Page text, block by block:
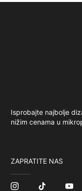
Isprobajte najbolje
nižim cenama u
ZAPRATITE NAS